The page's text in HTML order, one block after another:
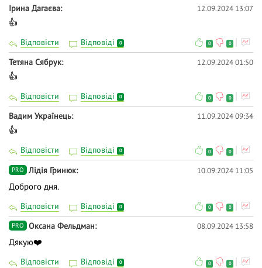
Ірина Дагаєва 12.09.2024 13:07
👍
Відповісти Відповіді 0 0 0
Тетяна Сябрук 12.09.2024 01:50
👍
Відповісти Відповіді 0 0 0
Вадим Українець 11.09.2024 09:34
👍
Відповісти Відповіді 0 0 0
PRO Лідія Гринюк 10.09.2024 11:05
Доброго дня.
Відповісти Відповіді 0 0 0
PRO Оксана Фельдман 08.09.2024 13:58
Дякую❤️
Відповісти Відповіді 0 0 0